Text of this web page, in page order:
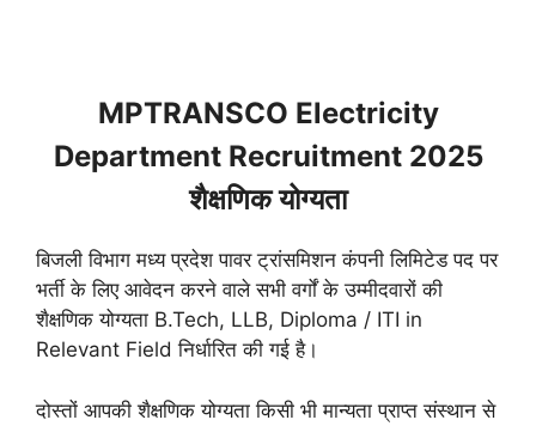
MPTRANSCO Electricity
Department Recruitment 2025
शैक्षणिक योग्यता
बिजली विभाग मध्य प्रदेश पावर ट्रांसमिशन कंपनी लिमिटेड पद पर
भर्ती के लिए आवेदन करने वाले सभी वर्गों के उम्मीदवारों की
शैक्षणिक योग्यता B.Tech, LLB, Diploma / ITI in
Relevant Field निर्धारित की गई है।
दोस्तों आपकी शैक्षणिक योग्यता किसी भी मान्यता प्राप्त संस्थान से